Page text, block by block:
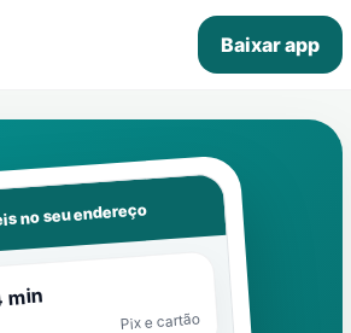
Baixar app
no seu endereço
min
Pix e cartão